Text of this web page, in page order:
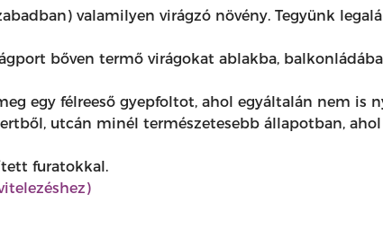
valamilyen virágzó növény. Tegyünk
bőven termő virágokat ablakba,
egy félreeső gyepfoltot, ahol egyáltalán nem is
utcán minél természetesebb állapotban,
furatokkal.